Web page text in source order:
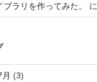
ブラリを作ってみた。
に
(3)